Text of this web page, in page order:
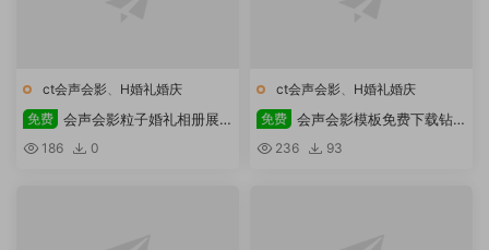
ct会声会影、 H婚礼婚庆
免费 会声会影粒子婚礼相册展
示 186 0
ct会声会影、 H婚礼婚庆
免费 会声会影模板免费下载钻
石婚礼
236 93